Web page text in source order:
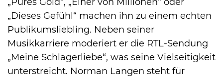
„Dieses Gefühl“ machen ihn zu einem echten
Publikumsliebling. Neben seiner
Musikkarriere moderiert er die RTL-Sendung
„Meine Schlagerliebe“, was seine Vielseitigkeit
unterstreicht. Norman Langen steht für